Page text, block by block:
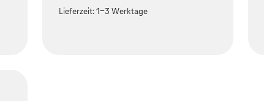
Lieferzeit:1-3 Werktage